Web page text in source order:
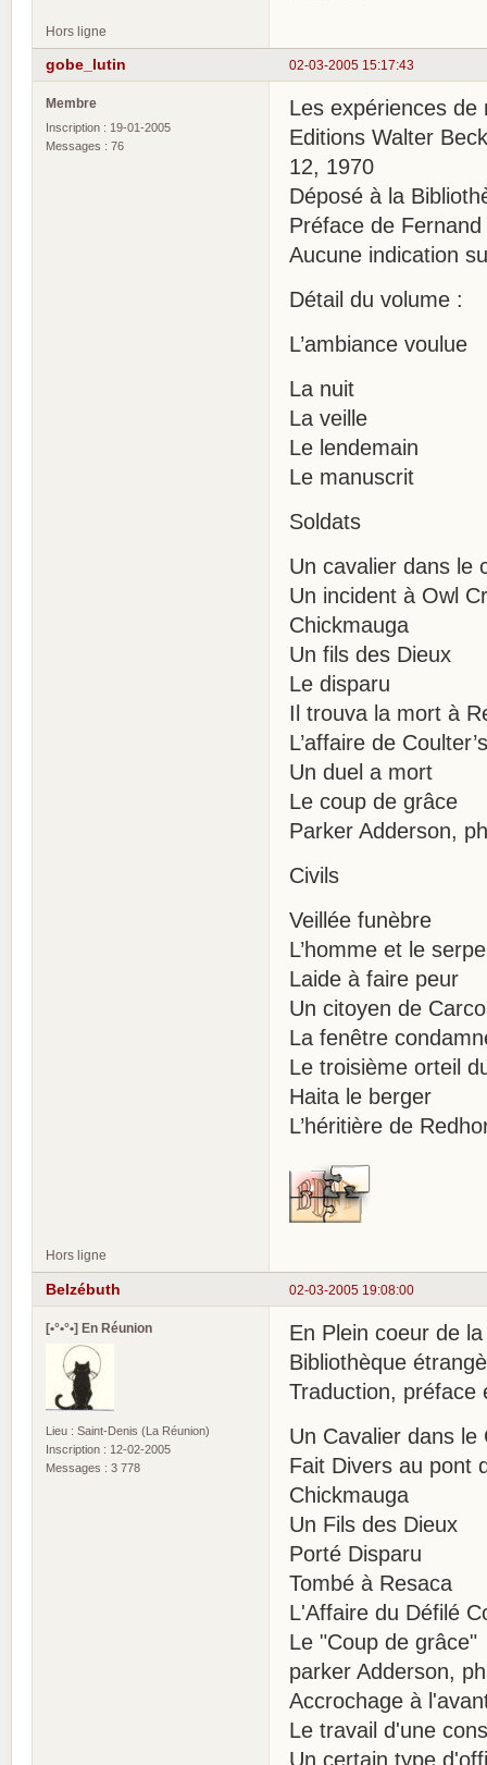
Hors ligne
02-03-2005 15:17:43
gobe_lutin
Membre
Inscription : 19-01-2005
Messages : 76
Les expériences de
Editions Walter
12, 1970
Déposé à la
Préface de Fernand
Aucune indication
Détail du volume :
L’ambiance voulue
La nuit
La veille
Le lendemain
Le manuscrit
Soldats
Un cavalier dans le
Un incident à Owl
Chickmauga
Un fils des Dieux
Le disparu
Il trouva la mort à
L’affaire de
Un duel a mort
Le coup de grâce
Parker Adderson,
Civils
Veillée funèbre
L’homme et le
Laide à faire peur
Un citoyen de
La fenêtre
Le troisième orteil
Haita le berger
L’héritière de
Hors ligne
02-03-2005 19:08:00
Belzébuth
[•°•°•] En Réunion
Lieu : Saint-Denis (La Réunion)
Inscription : 12-02-2005
Messages : 3 778
En Plein coeur de
Bibliothèque
Traduction, préface
Un Cavalier dans le
Fait Divers au pont
Chickmauga
Un Fils des Dieux
Porté Disparu
Tombé à Resaca
L'Affaire du Défilé
Le "Coup de grâce"
parker Adderson,
Accrochage à
Le travail d'une
Un certain type